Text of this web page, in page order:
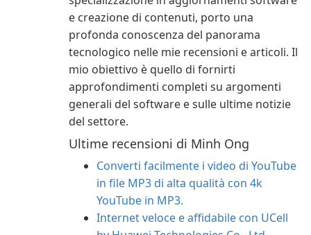
e creazione di contenuti, porto una
profonda conoscenza del panorama
tecnologico nelle mie recensioni e articoli. Il
mio obiettivo è quello di fornirti
approfondimenti completi su argomenti
generali del software e sulle ultime notizie
del settore.
Ultime recensioni di Minh Ong
Converti facilmente i video di YouTube
in file MP3 di alta qualità con 4k
YouTube in MP3.
Internet veloce e affidabile con UCell